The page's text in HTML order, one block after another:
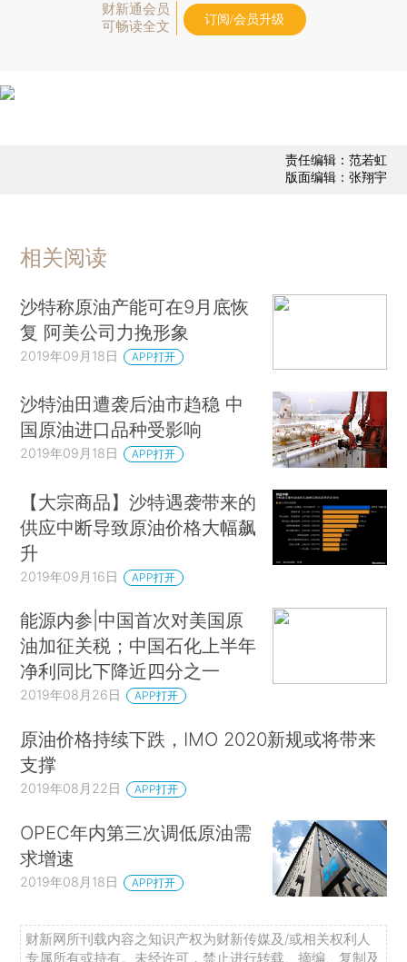
财新通会员
可畅读全文
订阅/会员升级
责任编辑：范若虹
版面编辑：张翔宇
相关阅读
沙特称原油产能可在9月底恢
复 阿美公司力挽形象
2019年09月18日 APP打开
沙特油田遭袭后油市趋稳 中
国原油进口品种受影响
2019年09月18日 APP打开
【大宗商品】沙特遇袭带来的
供应中断导致原油价格大幅飙
升
2019年09月16日 APP打开
能源内参|中国首次对美国原
油加征关税；中国石化上半年
净利同比下降近四分之一
2019年08月26日 APP打开
原油价格持续下跌，IMO 2020新规或将带来
支撑
2019年08月22日 APP打开
OPEC年内第三次调低原油需
求增速
2019年08月18日 APP打开
财新网所刊载内容之知识产权为财新传媒及/或相关权利人
专属所有或持有。未经许可，禁止进行转载、摘编、复制及